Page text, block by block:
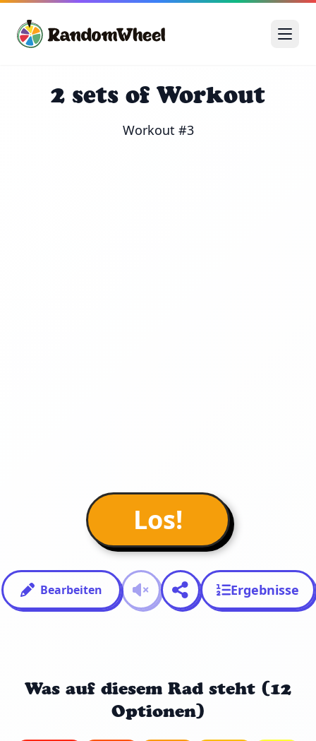
2 sets of Workout
Workout #3
Los!
Bearbeiten Ergebnisse
Was auf diesem Rad steht (12
Optionen)